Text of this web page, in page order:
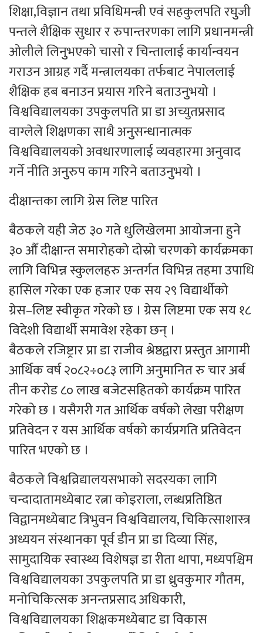
शिक्षा,विज्ञान तथा प्रविधिमन्त्री एवं सहकुलपति रघुुजी
पन्तले शैक्षिक सुधार र रुपान्तरणका लागि प्रधानमन्त्री
ओलीले लिनुुभएको चासो र चिन्तालाई कार्यान्वयन
गराउन आग्रह गर्दै मन्त्रालयका तर्फबाट नेपाललाई
शैक्षिक हब बनाउन प्रयास गरिने बताउनुुभयो ।
विश्वविद्यालयका उपकुुलपति प्रा डा अच्युतप्रसाद
वाग्लेले शिक्षणका साथै अनुुसन्धानात्मक
विश्वविद्यालयको अवधारणालाई व्यवहारमा अनुवाद
गर्ने नीति अनुुरुप काम गरिने बताउनुुभयो ।
दीक्षान्तका लागि ग्रेस लिष्ट पारित
बैठकले यही जेठ ३० गते धुलिखेलमा आयोजना हुने
३० औँ दीक्षान्त समारोहको दोस्रो चरणको कार्यक्रमका
लागि विभिन्न स्कुललहरु अन्तर्गत विभिन्न तहमा उपाधि
हासिल गरेका एक हजार एक सय २९ विद्यार्थीको
ग्रेस–लिष्ट स्वीकृत गरेको छ । ग्रेस लिष्टमा एक सय १८
विदेशी विद्यार्थी समावेश रहेका छन् ।
बैठकले रजिष्ट्रार प्रा डा राजीव श्रेष्ठद्वारा प्रस्तुत आगामी
आर्थिक वर्ष २०८२÷०८३ लागि अनुमानित रु चार अर्ब
तीन करोड ८० लाख बजेटसहितको कार्यक्रम पारित
गरेको छ । यसैगरी गत आर्थिक वर्षको लेखा परीक्षण
प्रतिवेदन र यस आर्थिक वर्षको कार्यप्रगति प्रतिवेदन
पारित भएको छ ।
बैठकले विश्वव्रिद्यालयसभाको सदस्यका लागि
चन्दादातामध्येबाट रत्ना कोइराला, लब्धप्रतिष्ठित
विद्वानमध्येबाट त्रिभुवन विश्वविद्यालय, चिकित्साशास्त्र
अध्ययन संस्थानका पूर्व डीन प्रा डा दिव्या सिंह,
सामुदायिक स्वास्थ्य विशेषज्ञ डा रीता थापा, मध्यपश्चिम
विश्वविद्यालयका उपकुलपति प्रा डा ध्रुवकुमार गौतम,
मनोचिकित्सक अनन्तप्रसाद अधिकारी,
विश्वविद्यालयका शिक्षकमध्येबाट डा विकास